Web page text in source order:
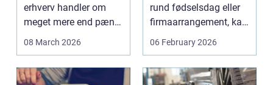
erhverv handler om
meget mere end pæne
vægge. Malerarbejde
08 March 2026
rund fødselsdag eller
firmaarrangement, kan
planlægnin...
06 February 2026